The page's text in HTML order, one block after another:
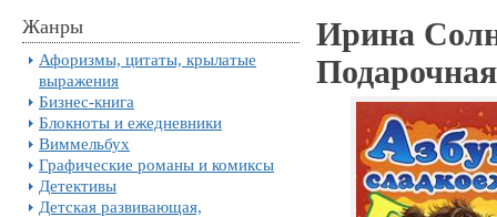
Жанры
Афоризмы, цитаты, крылатые
выражения
Бизнес-книга
Блокноты и ежедневники
Виммельбух
Графические романы и комиксы
Детективы
Детская развивающая,
Ирина
Подарочная